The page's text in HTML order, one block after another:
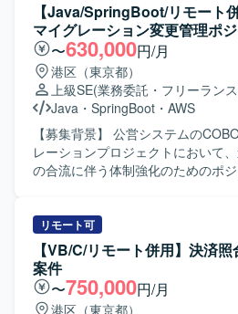
【Java/SpringBoot/リモート
マイグレーション変更管理ポ
〜630,000円/月
港区（東京都）
上級SE(業務委託・フリーラン
Java ・ SpringBoot ・ AWS
【募集背景】 公営システムの
レーションプロジェクトにおいて
の合流に伴う体制強化のためのポジ
定義、基本設計・詳細設計、実装
程をご担当いただきます。Spring
ション開発や、AWS・Reactを利用
加も行っていただきます。 【求める人物像】 自発的に課題
や論点を整理し、関係者とコミュ
リモート可
【VB/C/リモート併用】決済
案件
〜750,000円/月
港区（東京都）